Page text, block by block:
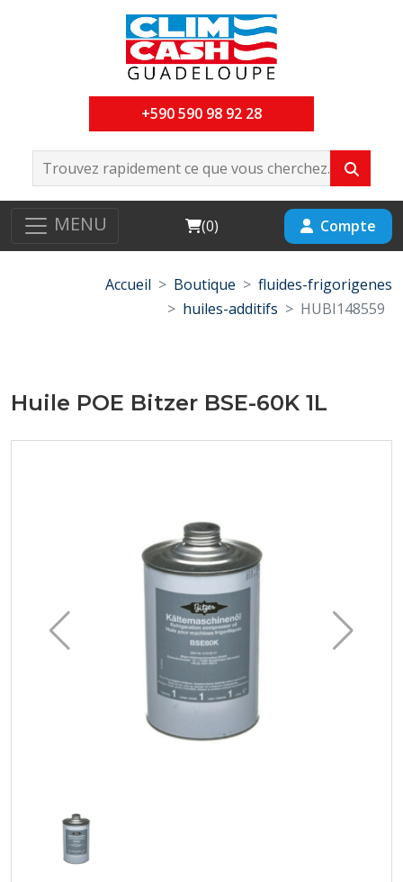
+590 590 98 92 28
MENU Cart
(0) Compte
Accueil Boutique
fluides-frigorigenes
huiles-additifs
HUBI148559
Huile POE Bitzer BSE-60K 1L